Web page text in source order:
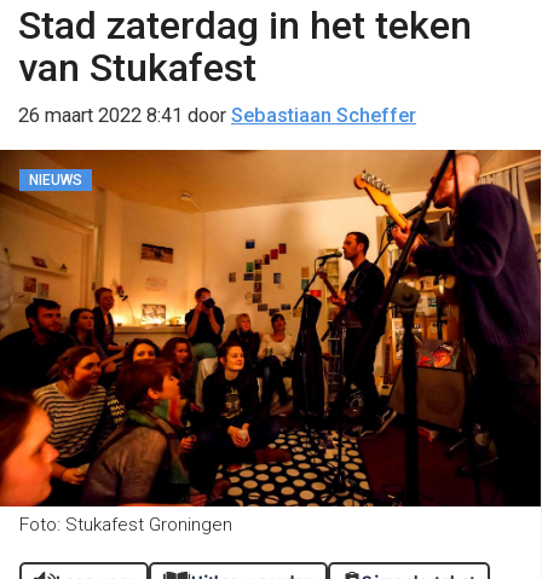
Stad zaterdag in het teken
van Stukafest
26 maart 2022 8:41 door Sebastiaan Scheffer
NIEUWS
Foto: Stukafest Groningen